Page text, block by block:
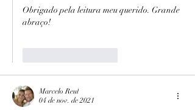
Obrigado pela leitura meu querido. Grande
abraço!
Marcelo Reul
04 de nov. de 2021